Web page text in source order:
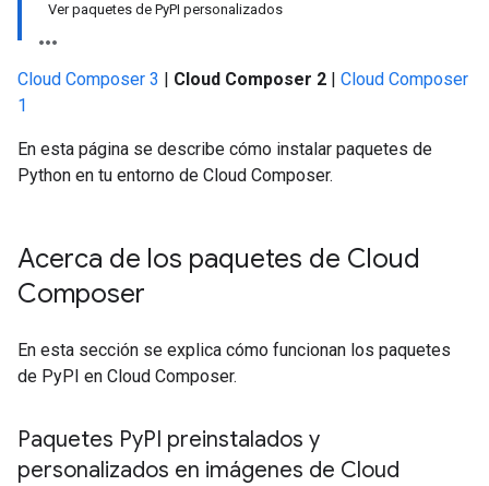
Ver paquetes de PyPI personalizados
Cloud Composer 3 | Cloud Composer 2 | Cloud Composer
1
En esta página se describe cómo instalar paquetes de
Python en tu entorno de Cloud Composer.
Acerca de los paquetes de Cloud
Composer
En esta sección se explica cómo funcionan los paquetes
de PyPI en Cloud Composer.
Paquetes PyPI preinstalados y
personalizados en imágenes de Cloud